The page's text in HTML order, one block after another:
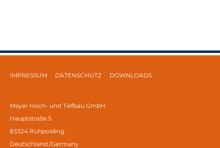
IMPRESSUM DATENSCHUTZ DOWNLOADS
Mayer Hoch- und Tiefbau GmbH
Hauptstraße 5
83324 Ruhpolding
Deutschland /Germany